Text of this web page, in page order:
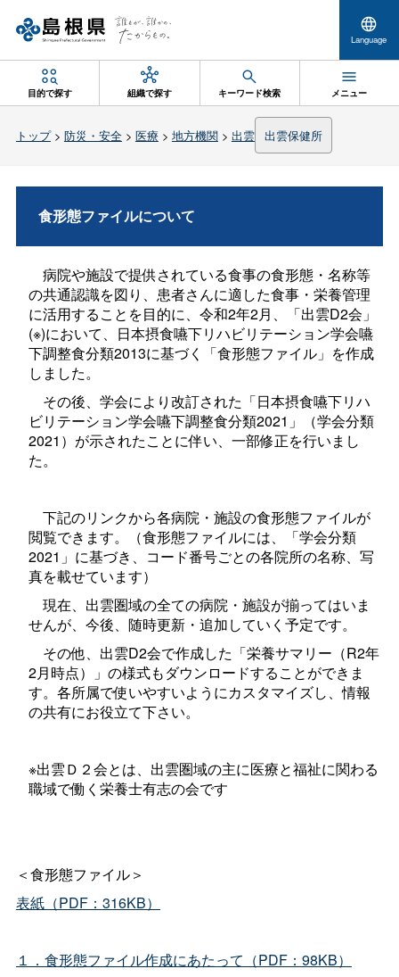
Language
目的で探す 組織で探す キーワード検索 メニュー
トップ> 防災・安全> 医療 > 地方機関> 出雲 出雲保健所
食形態ファイルについて
病院や施設で提供されている食事の食形態・名称等
の共通認識を図り、患者さんに適した食事・栄養管理
に活用することを目的に 、令和2年2月、「出雲D2会」
(※)において、 日本摂食嚥下リハビリテーション学会嚥
下調整食分類2013に基づく「食形態ファイル」を作成
しました。
その後、学会により改訂された「日本摂食嚥下リハ
ビリテーション学会嚥下調整食分類2021」（学会分類
2021）が示されたことに伴い、一部修正を行いまし
た。
下記のリンクから各病院・施設の食形態ファイルが
閲覧できます。（食形態ファイルには、「学会分類
2021」 に基づき、コード番号ごとの各院所の名称、写
真を載せています）
現在、出雲圏域の全ての病院・施設が揃ってはいま
せんが、今後、随時更新・追加していく予定です。
その他、出雲D2会で作成した「栄養サマリー（R2年
2月時点）」の様式もダウンロードすることができま
す。 各所属で使いやすいようにカスタマイズし、情報
の共有にお役立て下さい。
※出雲Ｄ２会とは、出雲圏域の主に医療と福祉に関わる
職域で働く栄養士有志の会です
＜食形態ファイル＞
表紙（PDF：316KB）
１．食形態ファイル作成にあたって（PDF：98KB）